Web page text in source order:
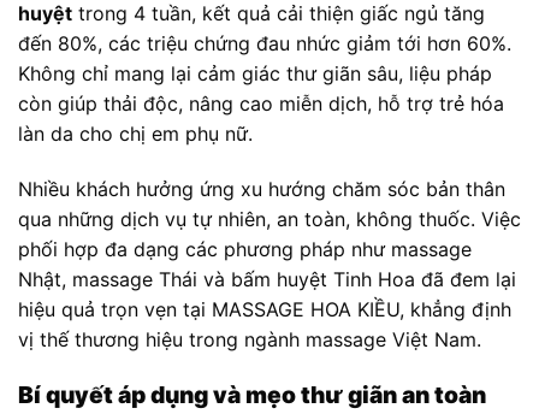
huyệt trong 4 tuần, kết quả cải thiện giấc ngủ tăng
đến 80%, các triệu chứng đau nhức giảm tới hơn 60%.
Không chỉ mang lại cảm giác thư giãn sâu, liệu pháp
còn giúp thải độc, nâng cao miễn dịch, hỗ trợ trẻ hóa
làn da cho chị em phụ nữ.
Nhiều khách hưởng ứng xu hướng chăm sóc bản thân
qua những dịch vụ tự nhiên, an toàn, không thuốc. Việc
phối hợp đa dạng các phương pháp như massage
Nhật, massage Thái và bấm huyệt Tinh Hoa đã đem lại
hiệu quả trọn vẹn tại MASSAGE HOA KIỀU, khẳng định
vị thế thương hiệu trong ngành massage Việt Nam.
Bí quyết áp dụng và mẹo thư giãn an toàn